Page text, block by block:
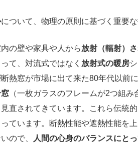
について、物理の原則に基づく重要な
の壁や家具や人から放射（輻射）
て、対流式ではなく 放射式の暖房
熱窓が市場に出て来た80年代以前
（一枚ガラスのフレームが2つ組
直されてきています。これら伝統
ています。断熱性能や遮熱性能を
ので、
人間の心身のバランスにと